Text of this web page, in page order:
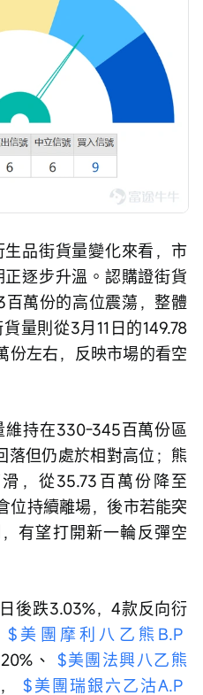
品街貨量變化來看，市
逐步升溫。認購證街貨
萬份的高位震蕩，整體
量則從3月11日的149.78
份左右，反映市場的看空
維持在330-345百萬份區
落但仍處於相對高位；熊
，從35.73百萬份降至
位持續離場，後市若能突
有望打開新一輪反彈空
後跌3.03%，4款反向衍
$美團摩利八乙熊B.P
、 $美團法興八乙熊
， $美團瑞銀六乙沽A.P